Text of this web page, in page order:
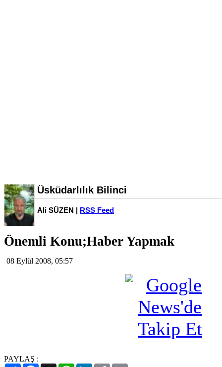
Üsküdarlılık Bilinci
Ali SÜZEN | RSS Feed
Önemli Konu;Haber Yapmak
08 Eylül 2008, 05:57
PAYLAŞ :